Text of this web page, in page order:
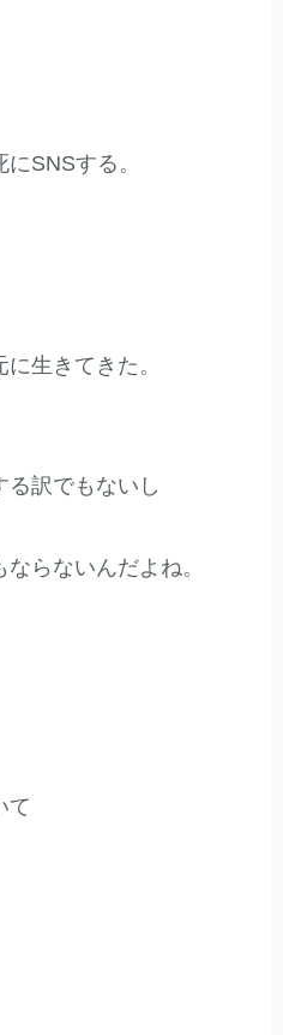
SNSする。
生きてきた。
る訳でもないし
らないんだよね。
て